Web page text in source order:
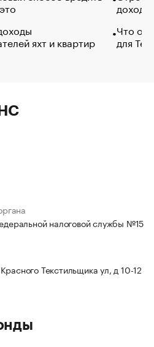
яхт и квартир
Что
для
налоговой службы №15
Текстильщика ул, д 10-12